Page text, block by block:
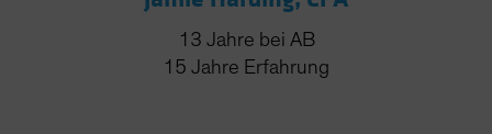
13 Jahre bei AB
15 Jahre Erfahrung